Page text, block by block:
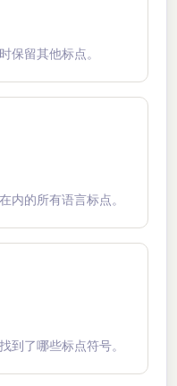
保留其他标点。
内的所有语言标点。
到了哪些标点符号。